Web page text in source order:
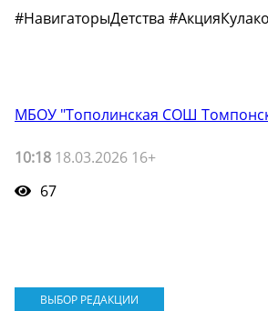
#НавигаторыДетства
МБОУ "Тополинская СОШ
10:18 18.03.2026 16+
67
ВЫБОР РЕДАКЦИИ